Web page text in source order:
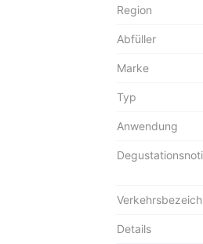
Region
Abfüller
Marke
Typ
Anwendung
Details